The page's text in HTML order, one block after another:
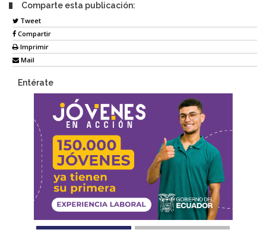
Comparte esta publicación:
Tweet
Compartir
Imprimir
Mail
Entérate